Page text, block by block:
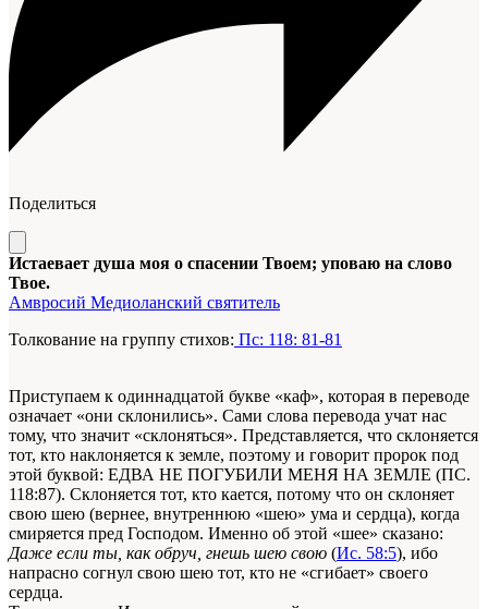
Поделиться
Истаевает душа моя о спасении Твоем; уповаю на слово
Твое.
Амвросий Медиоланский святитель
Толкование на группу стихов: Пс: 118: 81-81
Приступаем к одиннадцатой букве «каф», которая в переводе
означает «они склонились». Сами слова перевода учат нас
тому, что значит «склоняться». Представляется, что склоняется
тот, кто наклоняется к земле, поэтому и говорит пророк под
этой буквой: ЕДВА НЕ ПОГУБИЛИ МЕНЯ НА ЗЕМЛЕ (ПС.
118:87). Склоняется тот, кто кается, потому что он склоняет
свою шею (вернее, внутреннюю «шею» ума и сердца), когда
смиряется пред Господом. Именно об этой «шее» сказано:
Даже если ты, как обруч, гнешь шею свою (Ис. 58:5), ибо
напрасно согнул свою шею тот, кто не «сгибает» своего
сердца.